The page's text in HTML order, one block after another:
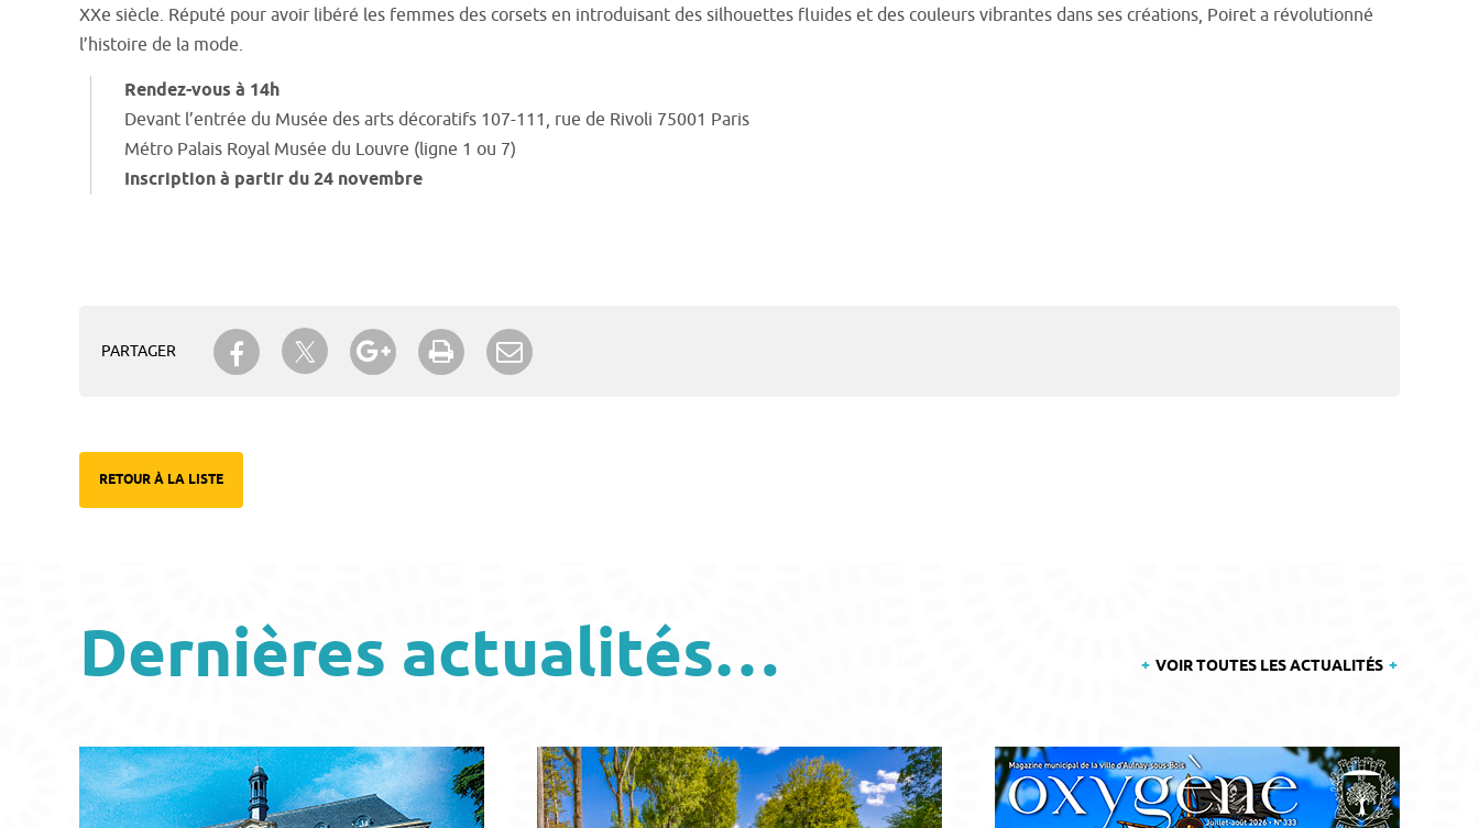
XXe siècle. Réputé pour avoir libéré les femmes des corsets en introduisant des silhouettes fluides et des couleurs vibrantes dans ses créations, Poiret a révolutionné
l’histoire de la mode.
Rendez-vous à 14h
Devant l’entrée du Musée des arts décoratifs 107-111, rue de Rivoli 75001 Paris
Métro Palais Royal Musée du Louvre (ligne 1 ou 7)
Inscription à partir du 24 novembre
PARTAGER
Partager sur Facebook
Partager sur TwitterPartager sur Google+
Imprimer
RETOUR À LA LISTE
Dernières actualités… VOIR TOUTES LES ACTUALITÉS